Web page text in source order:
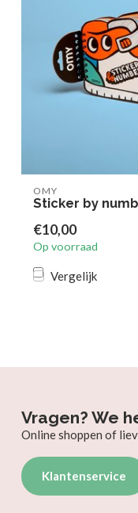
OMY
Sticker by
€10,00
Op voorraad
Vergelijk
Vragen? We
Online shoppen of
Klantenservice